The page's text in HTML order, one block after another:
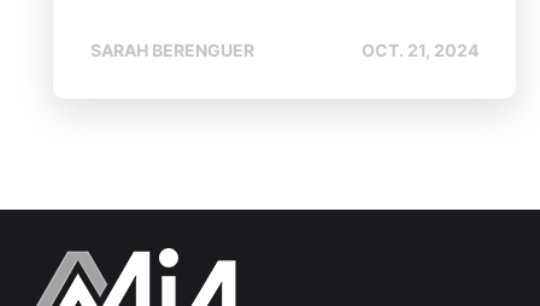
SARAH BERENGUER OCT. 21, 2024